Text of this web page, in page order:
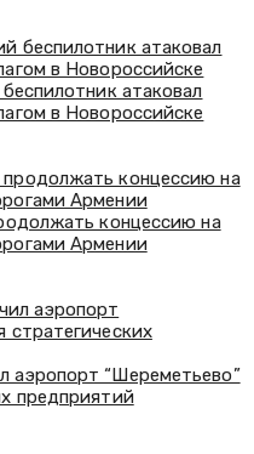
атаковал
в Новороссийске
концессию на
Армении
аэропорт “Шереметьево”
предприятий